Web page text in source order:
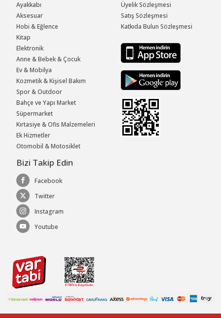
Ayakkabı
Aksesuar
Hobi & Eğlence
Kitap
Elektronik
Anne & Bebek & Çocuk
Ev & Mobilya
Kozmetik & Kişisel Bakım
Spor & Outdoor
Bahçe ve Yapı Market
Süpermarket
Kırtasiye & Ofis Malzemeleri
Ek Hizmetler
Otomobil & Motosiklet
Üyelik Sözleşmesi
Satış Sözleşmesi
Katkıda Bulun Sözleşmesi
Bizi Takip Edin
Facebook
Twitter
Instagram
Youtube